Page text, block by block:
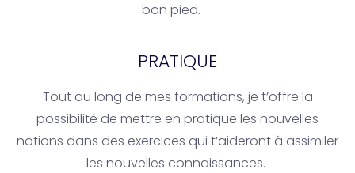
bon pied.
PRATIQUE
Tout au long de mes formations, je t’offre la
possibilité de mettre en pratique les nouvelles
notions dans des exercices qui t’aideront à assimiler
les nouvelles connaissances.